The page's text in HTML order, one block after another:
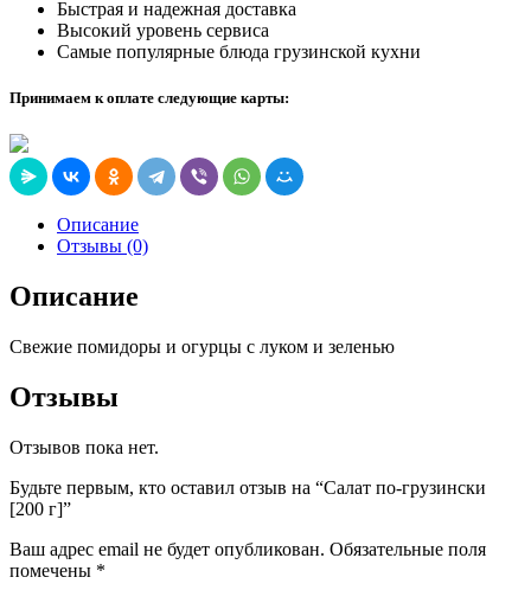
Быстрая и надежная доставка
Высокий уровень сервиса
Самые популярные блюда грузинской кухни
Принимаем к оплате следующие карты:
Описание
Отзывы (0)
Описание
Свежие помидоры и огурцы с луком и зеленью
Отзывы
Отзывов пока нет.
Будьте первым, кто оставил отзыв на “Салат по-грузински
[200 г]”
Ваш адрес email не будет опубликован. Обязательные поля
помечены *